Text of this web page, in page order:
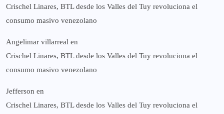
Crischel Linares, BTL desde los Valles del Tuy revoluciona el
consumo masivo venezolano
Angelimar villarreal en
Crischel Linares, BTL desde los Valles del Tuy revoluciona el
consumo masivo venezolano
Jefferson en
Crischel Linares, BTL desde los Valles del Tuy revoluciona el